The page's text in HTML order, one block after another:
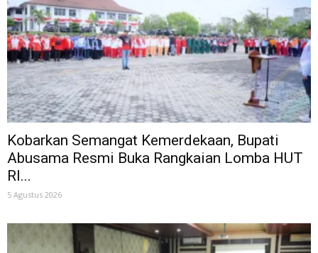
Kobarkan Semangat Kemerdekaan, Bupati
Abusama Resmi Buka Rangkaian Lomba HUT
RI...
5 Agustus 2026